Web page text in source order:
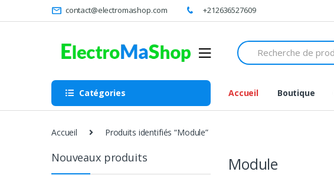
to
to
contact@electromashop.com +212636527609
Search
for:
Catégories Accueil Boutique
Accueil Produits identifiés “Module”
Module
Nouveaux produits